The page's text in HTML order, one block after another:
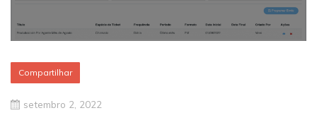
Compartilhar
setembro 2, 2022